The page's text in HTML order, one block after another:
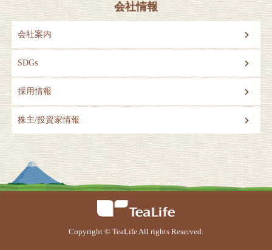
会社情報
会社案内
SDGs
採用情報
株主/投資家情報
Copyright © TeaLife All rights Reserved.